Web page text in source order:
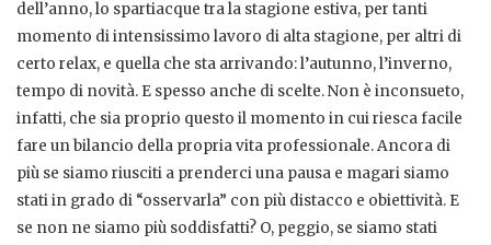
dell’anno, lo spartiacque tra la stagione estiva, per tanti
momento di intensissimo lavoro di alta stagione, per altri di
certo relax, e quella che sta arrivando: l’autunno, l’inverno,
tempo di novità. E spesso anche di scelte. Non è inconsueto,
infatti, che sia proprio questo il momento in cui riesca facile
fare un bilancio della propria vita professionale. Ancora di
più se siamo riusciti a prenderci una pausa e magari siamo
stati in grado di “osservarla” con più distacco e obiettività. E
se non ne siamo più soddisfatti? O, peggio, se siamo stati